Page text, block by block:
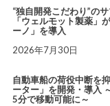
“独自開発こだわり”の
「ウェルモット製薬」
ーノ」を導入
2026年7月30日
自動車船の荷役中断を
ーター」を開発・導入
5分で移動可能に～